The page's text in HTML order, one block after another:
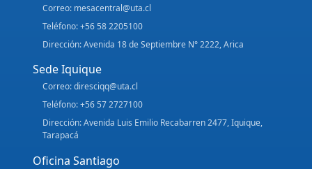
Correo: mesacentral@uta.cl
Teléfono: +56 58 2205100
Dirección: Avenida 18 de Septiembre N° 2222, Arica
Sede Iquique
Correo: diresciqq@uta.cl
Teléfono: +56 57 2727100
Dirección: Avenida Luis Emilio Recabarren 2477, Iquique,
Tarapacá
Oficina Santiago